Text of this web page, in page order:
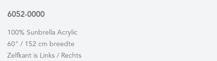
6052-0000
100% Sunbrella Acrylic
60" / 152 cm breedte
Zelfkant is Links / Rechts